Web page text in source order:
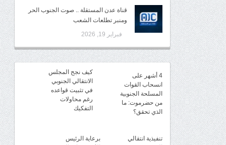
قناة عدن المستقلة .. صوت الجنوب الحر
ومنبر تطلعات الشعب
فبراير 19, 2026
4 أشهر على
انسحاب القوات
المسلحة الجنوبية
من حضرموت: ما
الذي تحقق؟
كيف نجح المجلس
الانتقالي الجنوبي
في تثبيت قواعده
رغم محاولات
التفكيك
تنفيذية انتقالي
برعاية الرئيس